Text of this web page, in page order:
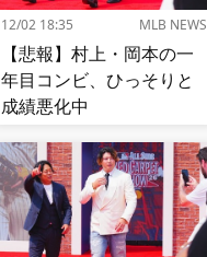
12/02 18:35 MLB NEWS
【悲報】村上・岡本の一
年目コンビ、ひっそりと
成績悪化中